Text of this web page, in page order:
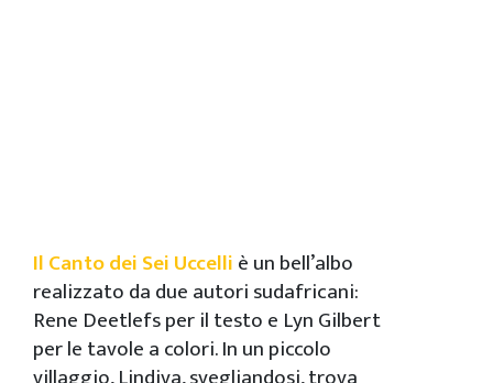
Il Canto dei Sei Uccelliè un bell’albo
realizzato da due autori sudafricani:
Rene Deetlefs per il testo e Lyn Gilbert
per le tavole a colori. In un piccolo